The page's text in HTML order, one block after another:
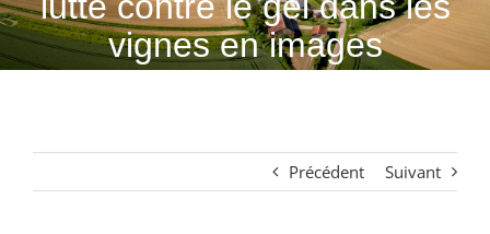
vignes en images
Précédent Suivant